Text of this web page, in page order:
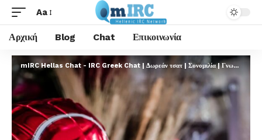
Aa
Αρχική Blog Chat Επικοινωνία
mIRC Hellas Chat - IRC Greek Chat | Δωρεάν τσατ | Συνομιλία | Γνωριμίες | FREE